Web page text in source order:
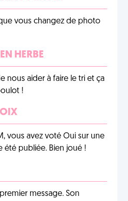
vous changez de photo
HERBE
nous aider à faire le tri et ça
!
vous avez voté Oui sur une
été publiée. Bien joué !
message. Son